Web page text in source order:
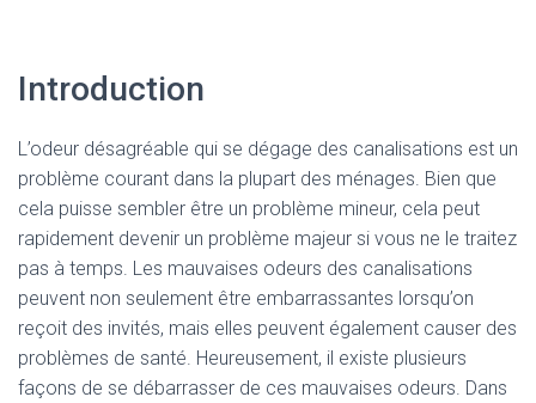
Introduction
L’odeur désagréable qui se dégage des canalisations est un
problème courant dans la plupart des ménages. Bien que
cela puisse sembler être un problème mineur, cela peut
rapidement devenir un problème majeur si vous ne le traitez
pas à temps. Les mauvaises odeurs des canalisations
peuvent non seulement être embarrassantes lorsqu’on
reçoit des invités, mais elles peuvent également causer des
problèmes de santé. Heureusement, il existe plusieurs
façons de se débarrasser de ces mauvaises odeurs. Dans